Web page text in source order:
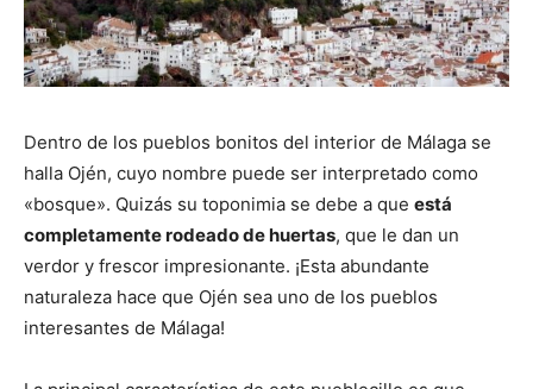
Dentro de los pueblos bonitos del interior de Málaga se
halla Ojén, cuyo nombre puede ser interpretado como
«bosque». Quizás su toponimia se debe a que está
completamente rodeado de huertas, que le dan un
verdor y frescor impresionante. ¡Esta abundante
naturaleza hace que Ojén sea uno de los pueblos
interesantes de Málaga!